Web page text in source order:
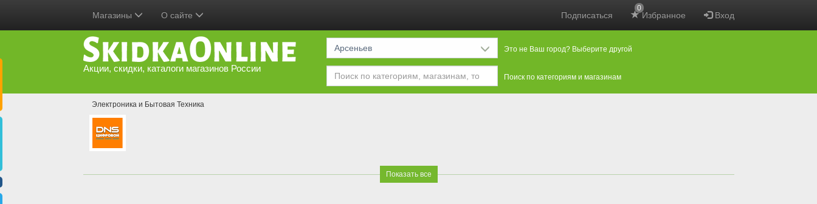
Подписаться Избранное
0
Вход
Магазины О сайте
Акции, скидки, каталоги магазинов России
Арсеньев Это не Ваш город? Выберите другой
Поиск по категориям и магазинам
Электроника и Бытовая Техника
Показать все